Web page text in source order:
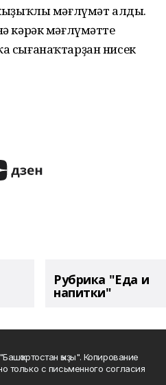
мәғлүмәт алды.
кәрәк мәғлүмәтте
сығанаҡтарҙан нисек
Рубрика "Еда и
напитки"
ҡыҙы". Копирование
только с письменного согласия